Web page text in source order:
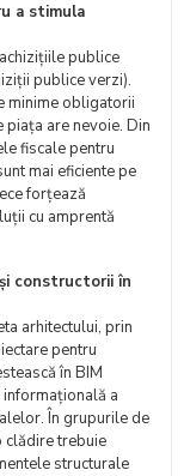
a stimula
publice
publice verzi).
minime obligatorii
piața are nevoie. Din
fiscale pentru
mai eficiente pe
forțează
cu amprentă
constructorii în
arhitectului, prin
pentru
în BIM
a
În grupurile de
clădire trebuie
structurale